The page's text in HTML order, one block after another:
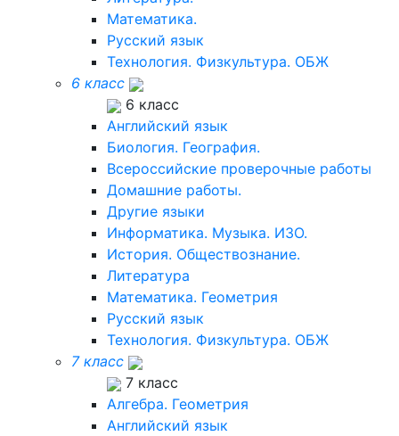
Математика.
Русский язык
Технология. Физкультура. ОБЖ
6 класс
6 класс
Английский язык
Биология. География.
Всероссийские проверочные работы
Домашние работы.
Другие языки
Информатика. Музыка. ИЗО.
История. Обществознание.
Литература
Математика. Геометрия
Русский язык
Технология. Физкультура. ОБЖ
7 класс
7 класс
Алгебра. Геометрия
Английский язык